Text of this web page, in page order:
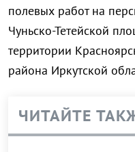
полевых работ на
Чуньско-Тетейской
территории
района Иркутской
ЧИТАЙТЕ